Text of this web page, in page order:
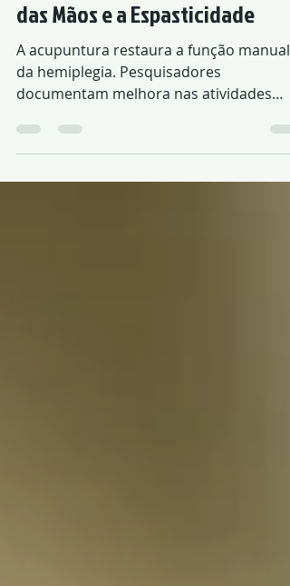
A Acupuntura Reverte a Paralisia
das Mãos e a Espasticidade
A acupuntura restaura a função manual
documentam melhora nas atividades
diárias, função motora e espasticidade.